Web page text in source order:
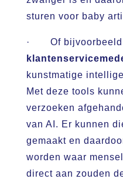
sturen voor baby
· Of bijvoorbeeld
kunstmatige
Met deze tools
verzoeken
van AI. Er kunnen
gemaakt en
worden waar
direct aan zouden